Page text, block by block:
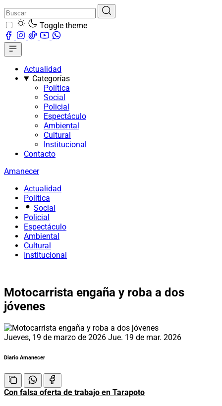
Toggle theme
Actualidad
Categorías
Política
Social
Policial
Espectáculo
Ambiental
Cultural
Institucional
Contacto
Amanecer
Actualidad
Política
Social
Policial
Espectáculo
Ambiental
Cultural
Institucional
Motocarrista engaña y roba a dos
jóvenes
Jueves, 19 de marzo de 2026 Jue. 19 de mar. 2026
Diario Amanecer
Con falsa oferta de trabajo en Tarapoto